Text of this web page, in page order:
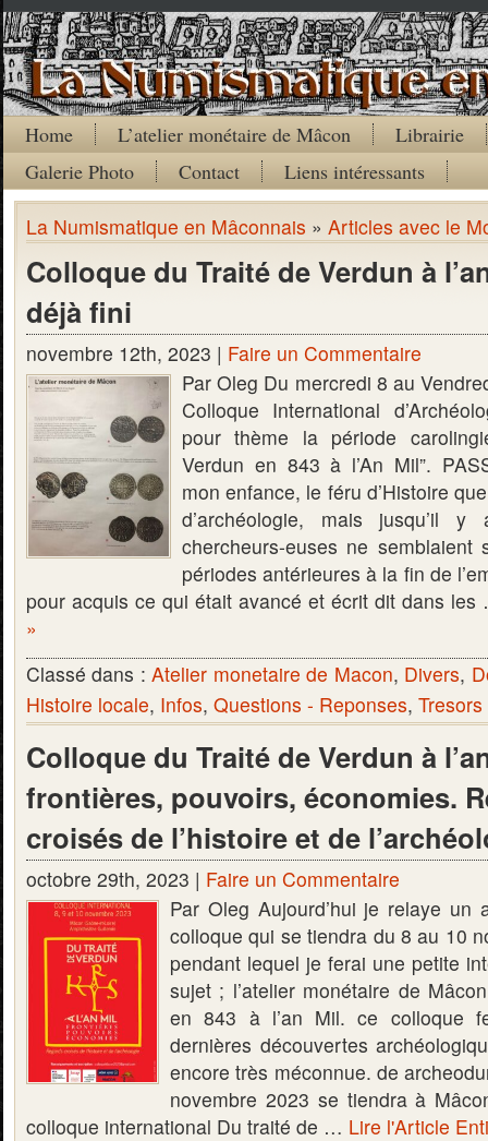
Home L’atelier monétaire de Mâcon
Librairie
Galerie Photo
Contact Liens intéressants
La Numismatique en Mâconnais » Articles avec le
Colloque du Traité de Verdun à
déjà fini
novembre 12th, 2023 | Faire un Commentaire
Par Oleg Du mercredi 8 au
Colloque International
pour thème la période
Verdun en 843 à l’An Mil”.
mon enfance, le féru d’Histoire
d’archéologie, mais jusqu’il
chercheurs-euses ne semblaient
périodes antérieures à la fin de
pour acquis ce qui était avancé et écrit dit dans
»
Classé dans :Atelier monetaire de Macon, Divers,
Histoire locale, Infos, Questions - Reponses,
Colloque du Traité de Verdun à
frontières, pouvoirs, économies.
croisés de l’histoire et de
octobre 29th, 2023 | Faire un Commentaire
Par Oleg Aujourd’hui je relaye un
colloque qui se tiendra du 8 au 10
pendant lequel je ferai une petite
sujet ; l’atelier monétaire de
en 843 à l’an Mil. ce colloque
dernières découvertes
encore très méconnue. de
novembre 2023 se tiendra à
colloque international Du traité de … Lire l'Article